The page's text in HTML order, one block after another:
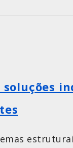
soluções